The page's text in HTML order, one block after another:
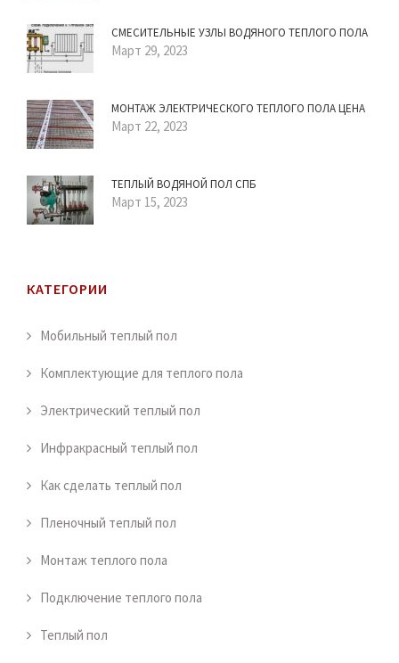
СМЕСИТЕЛЬНЫЕ УЗЛЫ ВОДЯНОГО ТЕПЛОГО ПОЛА
Март 29, 2023
МОНТАЖ ЭЛЕКТРИЧЕСКОГО ТЕПЛОГО ПОЛА ЦЕНА
Март 22, 2023
ТЕПЛЫЙ ВОДЯНОЙ ПОЛ СПБ
Март 15, 2023
КАТЕГОРИИ
Мобильный теплый пол
Комплектующие для теплого пола
Электрический теплый пол
Инфракрасный теплый пол
Как сделать теплый пол
Пленочный теплый пол
Монтаж теплого пола
Подключение теплого пола
Теплый пол